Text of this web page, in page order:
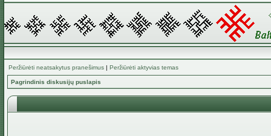
Peržiūrėti neatsakytus pranešimus | Peržiūrėti aktyvias temas
Pagrindinis diskusijų puslapis